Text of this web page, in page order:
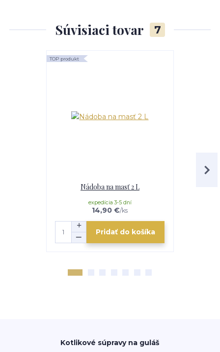
Súvisiaci tovar 7
TOP produkt
Nádoba na masť 2 L
14,90 €/ks
expedícia 3-5 dní
Pridať do košíka
Kotlikové súpravy na guláš